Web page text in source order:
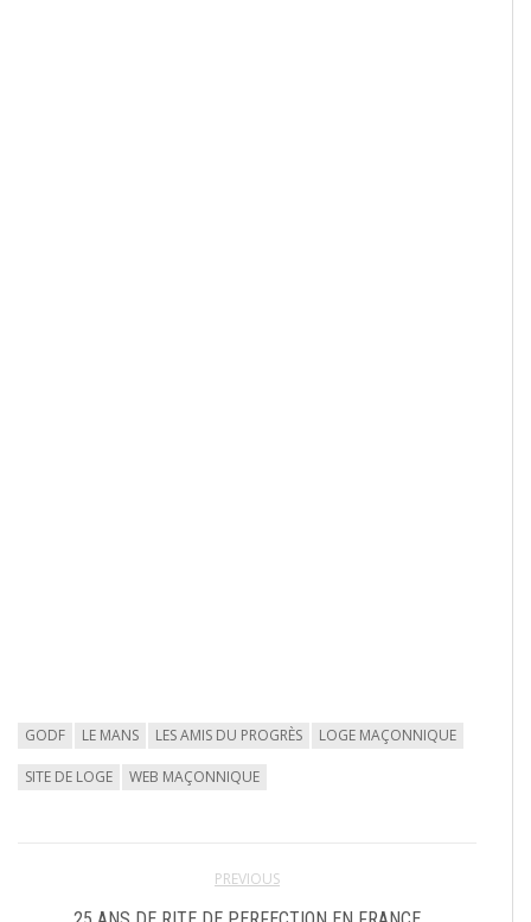
GODF LE MANS LES AMIS DU PROGRÈS LOGE MAÇONNIQUE
SITE DE LOGE WEB MAÇONNIQUE
PREVIOUS